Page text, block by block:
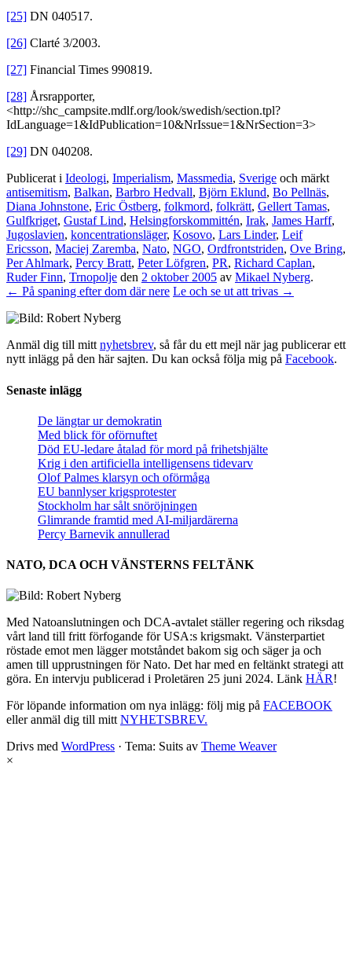
[25] DN 040517.
[26] Clarté 3/2003.
[27] Financial Times 990819.
[28] Årsrapporter,
<http://shc_campsite.mdlf.org/look/swedish/section.tpl?
IdLanguage=1&IdPublication=10&NrIssue=1&NrSection=3>
[29] DN 040208.
Publicerat i Ideologi, Imperialism, Massmedia, Sverige och märkt
antisemitism, Balkan, Barbro Hedvall, Björn Eklund, Bo Pellnäs,
Diana Johnstone, Eric Östberg, folkmord, folkrätt, Gellert Tamas,
Gulfkriget, Gustaf Lind, Helsingforskommittén, Irak, James Harff,
Jugoslavien, koncentrationsläger, Kosovo, Lars Linder, Leif
Ericsson, Maciej Zaremba, Nato, NGO, Ordfrontstriden, Ove Bring,
Per Ahlmark, Percy Bratt, Peter Löfgren, PR, Richard Caplan,
Ruder Finn, Trnopolje den 2 oktober 2005 av Mikael Nyberg.
← På spaning efter dom där nere Le och se ut att trivas →
Anmäl dig till mitt nyhetsbrev, så får du ett mejl när jag publicerar ett
nytt inlägg på den här sajten. Du kan också följa mig på Facebook.
Senaste inlägg
De längtar ur demokratin
Med blick för oförnuftet
Död EU-ledare åtalad för mord på frihetshjälte
Krig i den artificiella intelligensens tidevarv
Olof Palmes klarsyn och oförmåga
EU bannlyser krigsprotester
Stockholm har sålt snöröjningen
Glimrande framtid med AI-miljardärerna
Percy Barnevik annullerad
NATO, DCA OCH VÄNSTERNS FELTÄNK
Med Natoanslutningen och DCA-avtalet ställer regering och riksdag
vårt land till fritt förfogande för USA:s krigsmakt. Vänsterpartiet
röstade emot men lägger motståndet bakom sig och säger ja och
amen till upprustningen för Nato. Det har med en feltänkt strategi att
göra. En intervju publicerad i Proletären 25 juni 2024. Länk HÄR!
För löpande information om nya inlägg: följ mig på FACEBOOK
eller anmäl dig till mitt NYHETSBREV.
Drivs med WordPress · Tema: Suits av Theme Weaver
×